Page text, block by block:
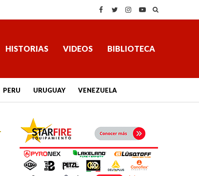
HISTORIAS VIDEOS BIBLIOTECA
PERU URUGUAY VENEZUELA